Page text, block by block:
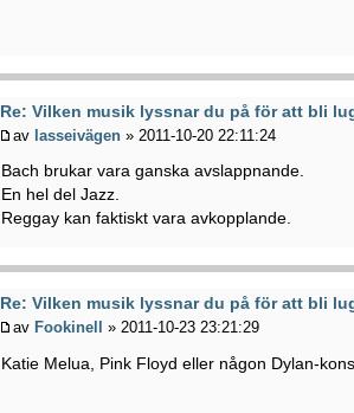
Re: Vilken musik lyssnar du på för att bli
av lasseivägen » 2011-10-20 22:11:24
Bach brukar vara ganska avslappnande.
En hel del Jazz.
Reggay kan faktiskt vara avkopplande.
Re: Vilken musik lyssnar du på för att bli
av Fookinell » 2011-10-23 23:21:29
Katie Melua, Pink Floyd eller någon Dylan-